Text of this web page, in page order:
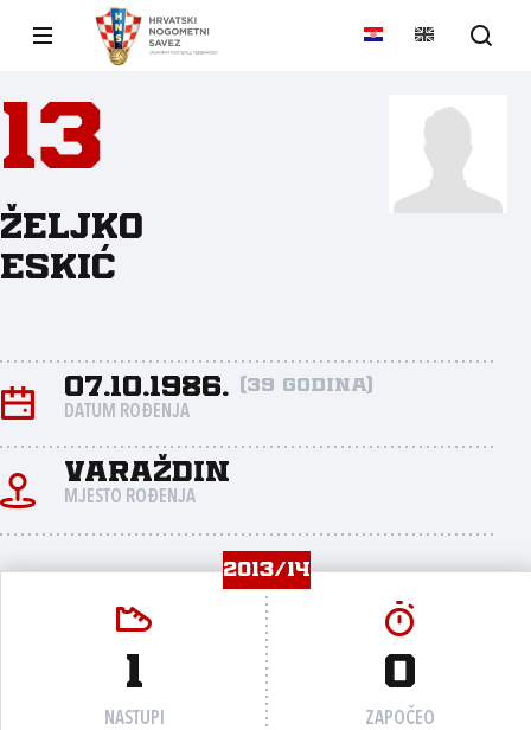
13
Željko
Eskić
07.10.1986. (39 godina)
DATUM ROĐENJA
Varaždin
MJESTO ROĐENJA
2013/14
1
NASTUPI
0
ZAPOČEO